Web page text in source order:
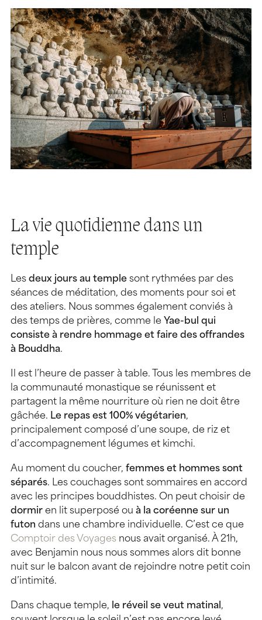
La vie quotidienne dans un
temple
Les deux jours au temple sont rythmées par des
séances de méditation, des moments pour soi et
des ateliers. Nous sommes également conviés à
des temps de prières, comme le Yae-bul qui
consiste à rendre hommage et faire des offrandes
à Bouddha.
Il est l’heure de passer à table. Tous les membres de
la communauté monastique se réunissent et
partagent la même nourriture où rien ne doit être
gâchée. Le repas est 100% végétarien,
principalement composé d’une soupe, de riz et
d’accompagnement légumes et kimchi.
Au moment du coucher, femmes et hommes sont
séparés. Les couchages sont sommaires en accord
avec les principes bouddhistes. On peut choisir de
dormir en lit superposé ou à la coréenne sur un
futon dans une chambre individuelle. C’est ce que
Comptoir des Voyages nous avait organisé. À 21h,
avec Benjamin nous nous sommes alors dit bonne
nuit sur le balcon avant de rejoindre notre petit coin
d’intimité.
Dans chaque temple, le réveil se veut matinal ,